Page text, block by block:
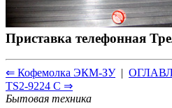
Приставка телефонная
⇐ Кофемолка ЭКМ-ЗУ|
TS2-9224 C ⇒
Бытовая техника